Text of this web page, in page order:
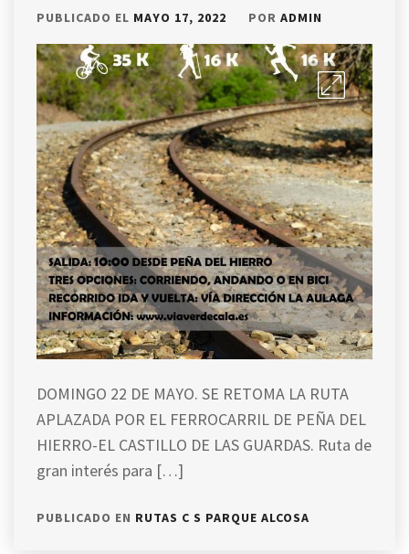
PUBLICADO EL MAYO 17, 2022 POR ADMIN
DOMINGO 22 DE MAYO. SE RETOMA LA RUTA
APLAZADA POR EL FERROCARRIL DE PEÑA DEL
HIERRO-EL CASTILLO DE LAS GUARDAS. Ruta de
gran interés para […]
PUBLICADO EN RUTAS C S PARQUE ALCOSA